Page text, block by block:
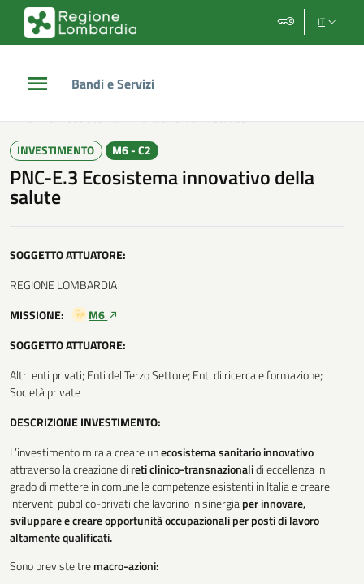
Vai al contenuto principale
Vai al footer IT
Bandi e Servizi
PNC-E.3 Ecosistema innovativo della salute
INVESTIMENTO M6 - C2
PNC-E.3 Ecosistema innovativo della
salute
SOGGETTO ATTUATORE:
REGIONE LOMBARDIA
MISSIONE:
M6
SOGGETTO ATTUATORE:
Altri enti privati; Enti del Terzo Settore; Enti di ricerca e formazione;
Società private
DESCRIZIONE INVESTIMENTO:
L’investimento mira a creare unecosistema sanitario innovativo
attraverso la creazione di reticlinico-transnazionalidi eccellenza in
grado di mettere in comune le competenze esistenti in Italia e creare
interventi pubblico-privati che lavorino in sinergiaper innovare,
sviluppare e creare opportunità occupazionali per posti di lavoro
altamente qualificati.
Sono previste tremacro-azioni: